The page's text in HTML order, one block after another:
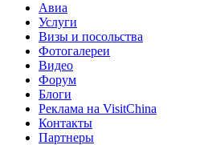
Авиа
Услуги
Визы и посольства
Фотогалереи
Видео
Форум
Блоги
Реклама на VisitChina
Контакты
Партнеры